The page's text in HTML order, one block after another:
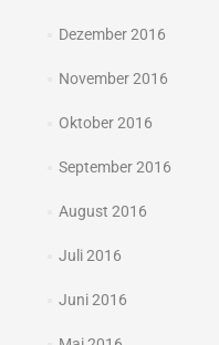
Dezember 2016
November 2016
Oktober 2016
September 2016
August 2016
Juli 2016
Juni 2016